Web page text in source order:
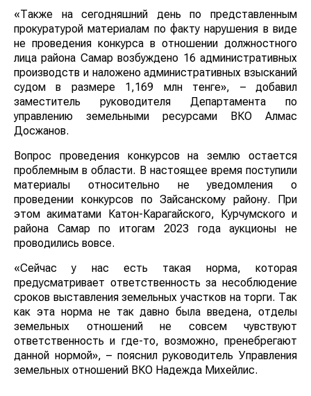
«Также на сегодняшний день по представленным
прокуратурой материалам по факту нарушения в виде
не проведения конкурса в отношении должностного
лица района Самар возбуждено 16 административных
производств и наложено административных взысканий
судом в размере 1,169 млн тенге», – добавил
заместитель руководителя Департамента по
управлению земельными ресурсами ВКО Алмас
Досжанов.
Вопрос проведения конкурсов на землю остается
проблемным в области. В настоящее время поступили
материалы относительно не уведомления о
проведении конкурсов по Зайсанскому району. При
этом акиматами Катон-Карагайского, Курчумского и
района Самар по итогам 2023 года аукционы не
проводились вовсе.
«Сейчас у нас есть такая норма, которая
предусматривает ответственность за несоблюдение
сроков выставления земельных участков на торги. Так
как эта норма не так давно была введена, отделы
земельных отношений не совсем чувствуют
ответственность и где-то, возможно, пренебрегают
данной нормой», – пояснил руководитель Управления
земельных отношений ВКО Надежда Михейлис.